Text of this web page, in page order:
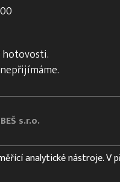
hotovosti.
s.r.o.
analytické nástroje. V